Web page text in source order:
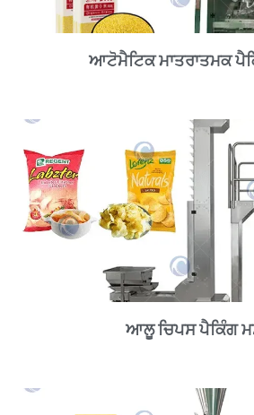
ਆਟੋਮੈਟਿਕ ਮਾਤਰਾਤਮਕ
ਆਲੂ ਚਿਪਸ ਪੈਕਿੰਗ